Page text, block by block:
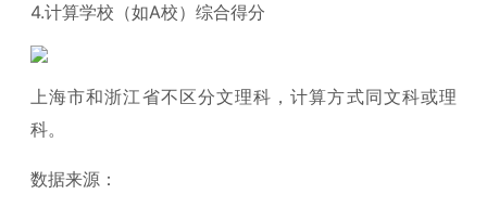
4.计算学校（如A校）综合得分
上海市和浙江省不区分文理科，计算方式同文科或理
科。
数据来源：